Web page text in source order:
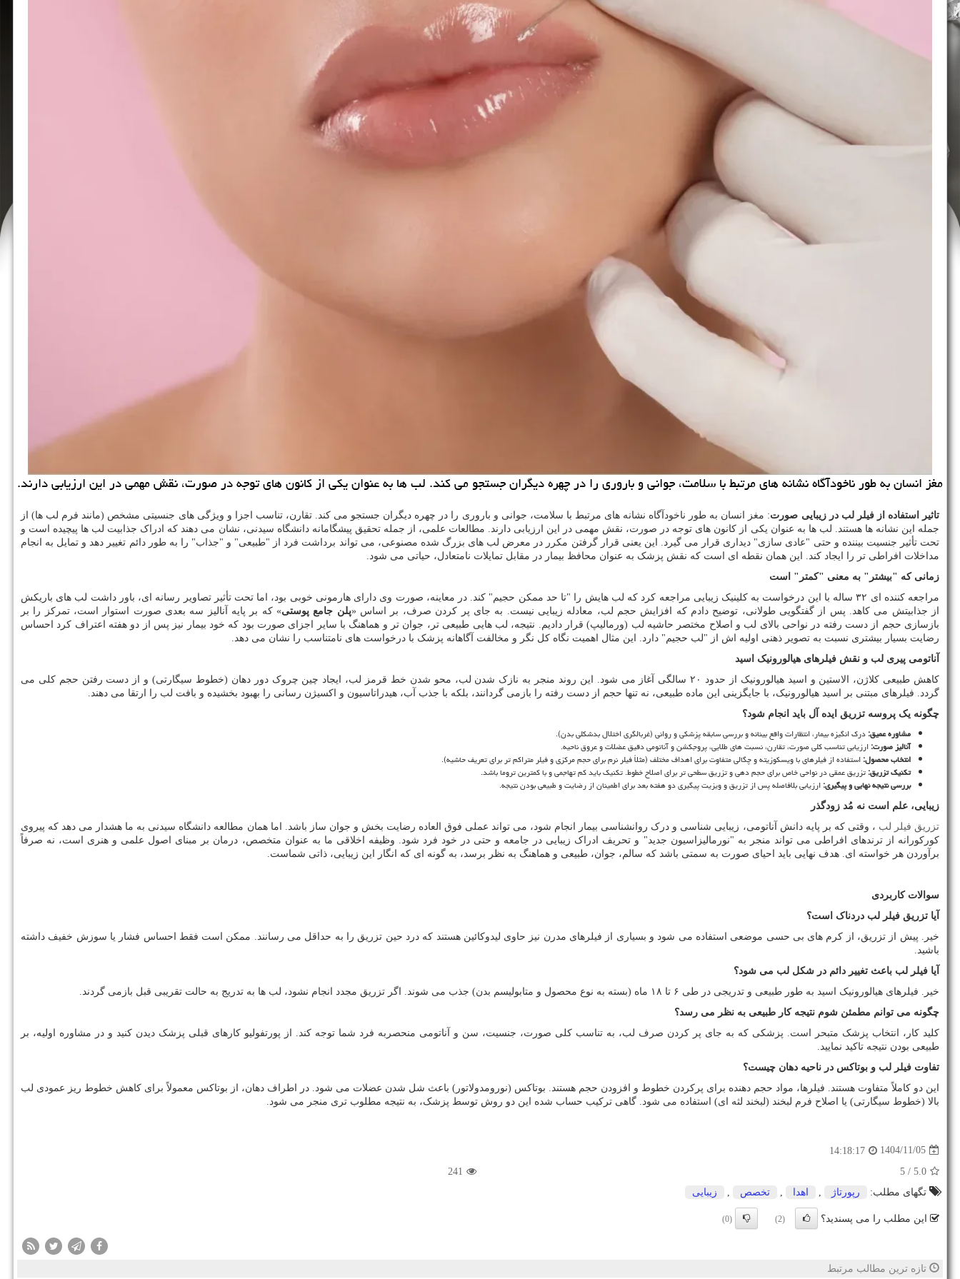
مغز انسان به طور ناخودآگاه نشانه های مرتبط با سلامت، جوانی و باروری را در چهره دیگران جستجو می کند. لب ها به عنوان یکی از کانون های توجه در صورت، نقش مهمی در این ارزیابی دارند.
تاثیر استفاده از فیلر لب در زیبایی صورت: مغز انسان به طور ناخودآگاه نشانه های مرتبط با سلامت، جوانی و باروری را در چهره دیگران جستجو می کند. تقارن، تناسب اجزا و ویژگی های جنسیتی مشخص (مانند فرم لب ها) از
جمله این نشانه ها هستند. لب ها به عنوان یکی از کانون های توجه در صورت، نقش مهمی در این ارزیابی دارند. مطالعات علمی، از جمله تحقیق پیشگامانه دانشگاه سیدنی، نشان می دهند که ادراک جذابیت لب ها پیچیده است و
تحت تأثیر جنسیت بیننده و حتی "عادی سازی" دیداری قرار می گیرد. این یعنی قرار گرفتن مکرر در معرض لب های بزرگ شده مصنوعی، می تواند برداشت فرد از "طبیعی" و "جذاب" را به طور دائم تغییر دهد و تمایل به انجام
مداخلات افراطی تر را ایجاد کند. این همان نقطه ای است که نقش پزشک به عنوان محافظ بیمار در مقابل تمایلات نامتعادل، حیاتی می شود.
زمانی که "بیشتر" به معنی "کمتر" است
مراجعه کننده ای ۳۲ ساله با این درخواست به کلینیک زیبایی مراجعه کرد که لب هایش را "تا حد ممکن حجیم" کند. در معاینه، صورت وی دارای هارمونی خوبی بود، اما تحت تأثیر تصاویر رسانه ای، باور داشت لب های باریکش
از جذابیتش می کاهد. پس از گفتگویی طولانی، توضیح دادم که افزایش حجم لب، معادله زیبایی نیست. به جای پر کردن صرف، بر اساس «پلن جامع پوستی» که بر پایه آنالیز سه بعدی صورت استوار است، تمرکز را بر
بازسازی حجم از دست رفته در نواحی بالای لب و اصلاح مختصر حاشیه لب (ورمالیپ) قرار دادیم. نتیجه، لب هایی طبیعی تر، جوان تر و هماهنگ با سایر اجزای صورت بود که خود بیمار نیز پس از دو هفته اعتراف کرد احساس
رضایت بسیار بیشتری نسبت به تصویر ذهنی اولیه اش از "لب حجیم" دارد. این مثال اهمیت نگاه کل نگر و مخالفت آگاهانه پزشک با درخواست های نامتناسب را نشان می دهد.
آناتومی پیری لب و نقش فیلرهای هیالورونیک اسید
کاهش طبیعی کلاژن، الاستین و اسید هیالورونیک از حدود ۲۰ سالگی آغاز می شود. این روند منجر به نازک شدن لب، محو شدن خط قرمز لب، ایجاد چین چروک دور دهان (خطوط سیگارتی) و از دست رفتن حجم کلی می
گردد. فیلرهای مبتنی بر اسید هیالورونیک، با جایگزینی این ماده طبیعی، نه تنها حجم از دست رفته را بازمی گردانند، بلکه با جذب آب، هیدراتاسیون و اکسیژن رسانی را بهبود بخشیده و بافت لب را ارتقا می دهند.
چگونه یک پروسه تزریق ایده آل باید انجام شود؟
مشاوره عمیق:درک انگیزه بیمار، انتظارات واقع بینانه و بررسی سابقه پزشکی و روانی (غربالگری اختلال بدشکلی بدن).
آنالیز صورت:ارزیابی تناسب کلی صورت، تقارن، نسبت های طلایی، پروجکشن و آناتومی دقیق عضلات و عروق ناحیه.
انتخاب محصول:استفاده از فیلرهای با ویسکوزیته و چگالی متفاوت برای اهداف مختلف (مثلاً فیلر نرم برای حجم مرکزی و فیلر متراکم تر برای تعریف حاشیه).
تکنیک تزریق:تزریق عمقی در نواحی خاص برای حجم دهی و تزریق سطحی تر برای اصلاح خطوط. تکنیک باید کم تهاجمی و با کمترین تروما باشد.
بررسی نتیجه نهایی و پیگیری:ارزیابی بلافاصله پس از تزریق و ویزیت پیگیری دو هفته بعد برای اطمینان از رضایت و طبیعی بودن نتیجه.
زیبایی، علم است نه مُد زودگذر
تزریق فیلر لب ، وقتی که بر پایه دانش آناتومی، زیبایی شناسی و درک روانشناسی بیمار انجام شود، می تواند عملی فوق العاده رضایت بخش و جوان ساز باشد. اما همان مطالعه دانشگاه سیدنی به ما هشدار می دهد که پیروی
کورکورانه از ترندهای افراطی می تواند منجر به "نورمالیزاسیون جدید" و تحریف ادراک زیبایی در جامعه و حتی در خود فرد شود. وظیفه اخلاقی ما به عنوان متخصص، درمان بر مبنای اصول علمی و هنری است، نه صرفاً
برآوردن هر خواسته ای. هدف نهایی باید احیای صورت به سمتی باشد که سالم، جوان، طبیعی و هماهنگ به نظر برسد، به گونه ای که انگار این زیبایی، ذاتی شماست.
سوالات کاربردی
آیا تزریق فیلر لب دردناک است؟
خیر. پیش از تزریق، از کرم های بی حسی موضعی استفاده می شود و بسیاری از فیلرهای مدرن نیز حاوی لیدوکائین هستند که درد حین تزریق را به حداقل می رسانند. ممکن است فقط احساس فشار یا سوزش خفیف داشته
باشید.
آیا فیلر لب باعث تغییر دائم در شکل لب می شود؟
خیر. فیلرهای هیالورونیک اسید به طور طبیعی و تدریجی در طی ۶ تا ۱۸ ماه (بسته به نوع محصول و متابولیسم بدن) جذب می شوند. اگر تزریق مجدد انجام نشود، لب ها به تدریج به حالت تقریبی قبل بازمی گردند.
چگونه می توانم مطمئن شوم نتیجه کار طبیعی به نظر می رسد؟
کلید کار، انتخاب پزشک متبحر است. پزشکی که به جای پر کردن صرف لب، به تناسب کلی صورت، جنسیت، سن و آناتومی منحصربه فرد شما توجه کند. از پورتفولیو کارهای قبلی پزشک دیدن کنید و در مشاوره اولیه، بر
طبیعی بودن نتیجه تاکید نمایید.
تفاوت فیلر لب و بوتاکس در ناحیه دهان چیست؟
این دو کاملاً متفاوت هستند. فیلرها، مواد حجم دهنده برای پرکردن خطوط و افزودن حجم هستند. بوتاکس (نورومدولاتور) باعث شل شدن عضلات می شود. در اطراف دهان، از بوتاکس معمولاً برای کاهش خطوط ریز عمودی لب
بالا (خطوط سیگارتی) یا اصلاح فرم لبخند (لبخند لثه ای) استفاده می شود. گاهی ترکیب حساب شده این دو روش توسط پزشک، به نتیجه مطلوب تری منجر می شود.
1404/11/05
14:18:17
5.0
/ 5
241
تگهای مطلب:
رپورتاژ , اهدا , تخصص , زیبایی
این مطلب را می پسندید؟ (2)
(0)
تازه ترین مطالب مرتبط